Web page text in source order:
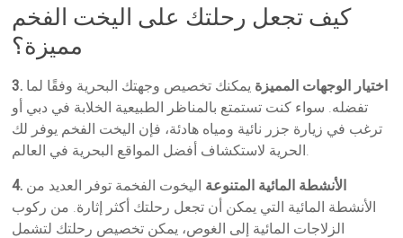
كيف تجعل رحلتك على اليخت الفخم
مميزة؟
3. اختيار الوجهات المميزة يمكنك تخصيص وجهتك البحرية وفقًا لما
تفضله. سواء كنت تستمتع بالمناظر الطبيعية الخلابة في دبي أو
ترغب في زيارة جزر نائية ومياه هادئة، فإن اليخت الفخم يوفر لك
الحرية لاستكشاف أفضل المواقع البحرية في العالم.
4. الأنشطة المائية المتنوعة اليخوت الفخمة توفر العديد من
الأنشطة المائية التي يمكن أن تجعل رحلتك أكثر إثارة. من ركوب
الزلاجات المائية إلى الغوص، يمكن تخصيص رحلتك لتشمل